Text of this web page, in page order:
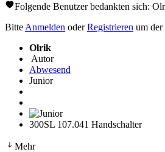
Folgende Benutzer bedankten sich:
Bitte Anmelden oderRegistrieren um der
Olrik
Autor
Abwesend
Junior
300SL 107.041 Handschalter
Mehr